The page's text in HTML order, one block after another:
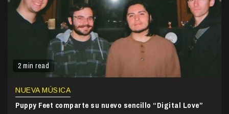
2 min read
NUEVA MÚSICA
Puppy Feet comparte su nuevo sencillo “Digital Love”